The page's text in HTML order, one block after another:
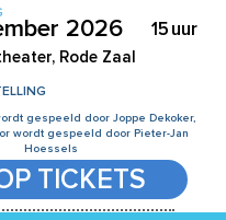
2026 15uur
Rode Zaal
gespeeld door Joppe Dekoker,
wordt gespeeld door Pieter-Jan
Hoessels
TICKETS